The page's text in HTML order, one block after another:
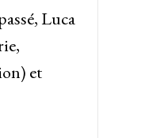
Luca
et